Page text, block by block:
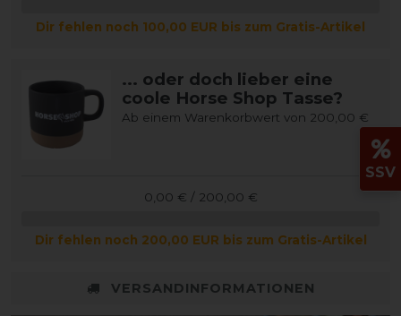
Dir fehlen noch 100,00 EUR bis zum Gratis-Artikel
... oder doch lieber eine
coole Horse Shop Tasse?
Ab einem Warenkorbwert von 200,00 €
0,00 € / 200,00 €
Dir fehlen noch 200,00 EUR bis zum Gratis-Artikel
VERSANDINFORMATIONEN
SSV